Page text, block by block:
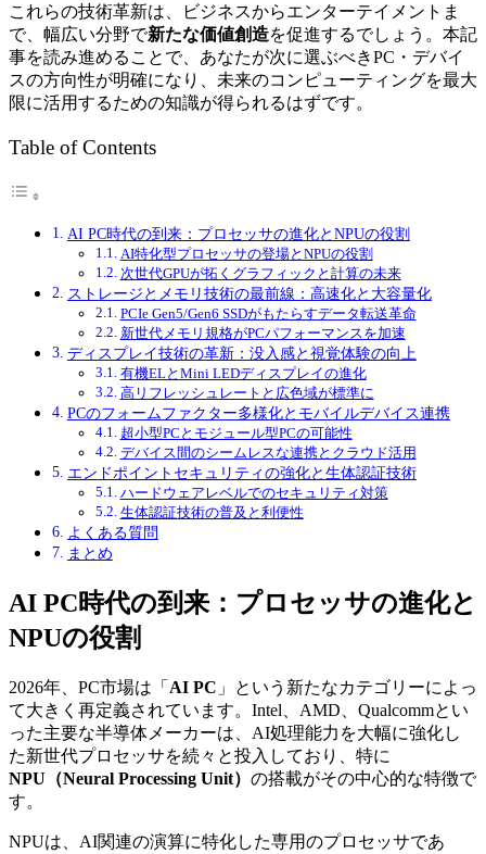
これらの技術革新は、ビジネスからエンターテイメントま
で、幅広い分野で新たな価値創造を促進するでしょう。本記
事を読み進めることで、あなたが次に選ぶべきPC・デバイ
スの方向性が明確になり、未来のコンピューティングを最大
限に活用するための知識が得られるはずです。
Table of Contents
AI PC時代の到来：プロセッサの進化とNPUの役割
AI特化型プロセッサの登場とNPUの役割
次世代GPUが拓くグラフィックと計算の未来
ストレージとメモリ技術の最前線：高速化と大容量化
PCIe Gen5/Gen6 SSDがもたらすデータ転送革命
新世代メモリ規格がPCパフォーマンスを加速
ディスプレイ技術の革新：没入感と視覚体験の向上
有機ELとMini LEDディスプレイの進化
高リフレッシュレートと広色域が標準に
PCのフォームファクター多様化とモバイルデバイス連携
超小型PCとモジュール型PCの可能性
デバイス間のシームレスな連携とクラウド活用
エンドポイントセキュリティの強化と生体認証技術
ハードウェアレベルでのセキュリティ対策
生体認証技術の普及と利便性
よくある質問
まとめ
AI PC時代の到来：プロセッサの進化と
NPUの役割
2026年、PC市場は「 AI PC 」という新たなカテゴリーによっ
て大きく再定義されています。Intel、AMD、Qualcommとい
った主要な半導体メーカーは、AI処理能力を大幅に強化し
た新世代プロセッサを続々と投入しており、特に
NPU（Neural Processing Unit） の搭載がその中心的な特徴で
す。
NPUは、AI関連の演算に特化した専用のプロセッサであ